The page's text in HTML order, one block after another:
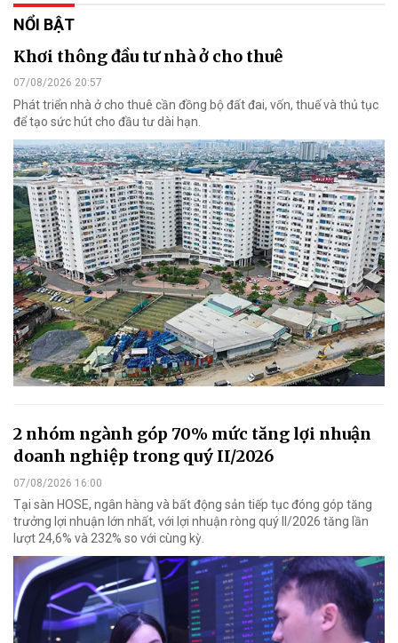
NỔI BẬT
Khơi thông đầu tư nhà ở cho thuê
07/08/2026 20:57
Phát triển nhà ở cho thuê cần đồng bộ đất đai, vốn, thuế và thủ tục
để tạo sức hút cho đầu tư dài hạn.
2 nhóm ngành góp 70% mức tăng lợi nhuận
doanh nghiệp trong quý II/2026
07/08/2026 16:00
Tại sàn HOSE, ngân hàng và bất động sản tiếp tục đóng góp tăng
trưởng lợi nhuận lớn nhất, với lợi nhuận ròng quý II/2026 tăng lần
lượt 24,6% và 232% so với cùng kỳ.